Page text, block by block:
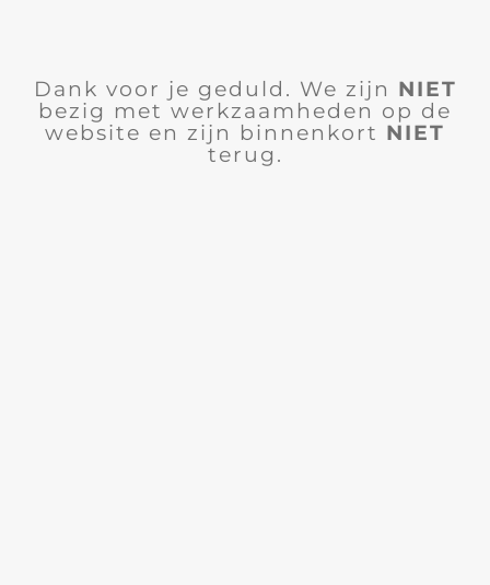
Dank voor je geduld. We zijn NIET
bezig met werkzaamheden op de
website en zijn binnenkort NIET
terug.